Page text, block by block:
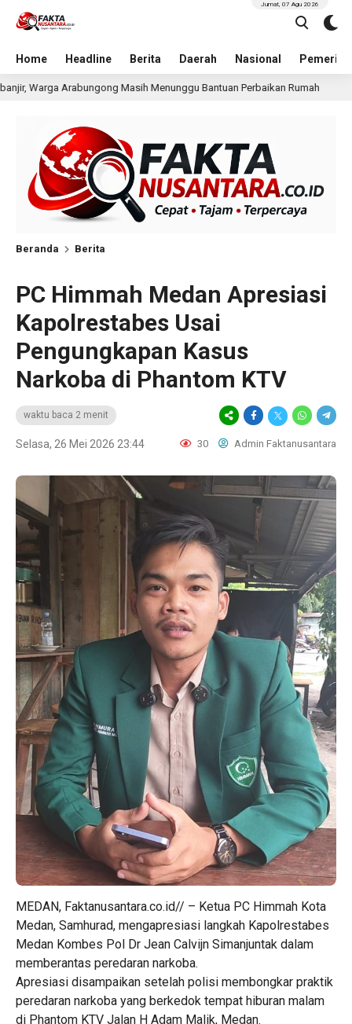
Home Headline Berita Daerah Nasional
Jumat, 07 Agu 2026
Bantuan Perbaikan Rumah 1 hari lalu Pria Terduga
Beranda Berita
PC Himmah Medan Apresiasi
Kapolrestabes Usai
Pengungkapan Kasus
Narkoba di Phantom KTV
waktu baca 2 menit
Selasa, 26 Mei 2026 23:44 30 Admin Faktanusantara
MEDAN, Faktanusantara.co.id// – Ketua PC Himmah Kota
Medan, Samhurad, mengapresiasi langkah Kapolrestabes
Medan Kombes Pol Dr Jean Calvijn Simanjuntak dalam
memberantas peredaran narkoba.
Apresiasi disampaikan setelah polisi membongkar praktik
peredaran narkoba yang berkedok tempat hiburan malam
di Phantom KTV Jalan H Adam Malik, Medan.